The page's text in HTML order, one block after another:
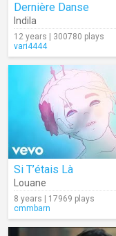
Dernière Danse
Indila
12 years | 300780 plays
vari4444
Si T’étais Là
Louane
8 years | 17969 plays
cmmbarn